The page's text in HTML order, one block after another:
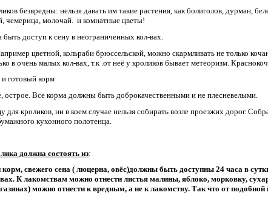
безвредны: нельзя давать им такие растения, как болиголов, дурман,
чемерица, молочай. и комнатные цветы!
быть доступ к сену в неограниченных кол-вах.
цветной, кольраби брюссельской, можно скармливать не только
в очень малых кол-вах, т.к .от неё у кроликов бывает метеоризм.
готовый корм
острое. Все корма должны быть доброкачественными и не плесневелыми.
для кроликов, ни в коем случае нельзя собирать возле проезжих дорог.
кухонного полотенца.
должна состоять из:
свежего сена ( люцерна, овёс)должны быть доступны 24 часа в
К лакомствам можно отнести листья малины, яблоко, морковку,
можно отнести к вредным, а не к лакомству. Так что от